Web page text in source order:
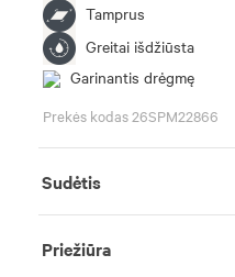
Tamprus
Greitai išdžiūsta
Garinantis drėgmę
Prekės kodas 26SPM22866
Sudėtis
Priežiūra